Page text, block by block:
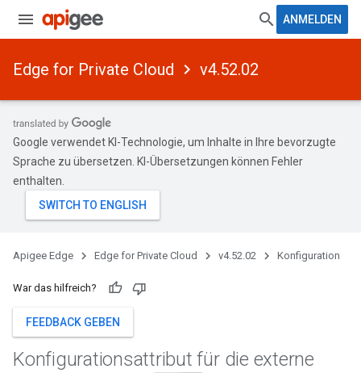
ANMELDEN
Edge for Private Cloud v4.52.02
Google verwendet KI-Technologie, um Inhalte in Ihre bevorzugte
Sprache zu übersetzen. KI-Übersetzungen können Fehler
enthalten.
Apigee Edge Edge for Private Cloud v4.52.02 Konfiguration
War das hilfreich?
FEEDBACK GEBEN
Konfigurationsattribut für die externe